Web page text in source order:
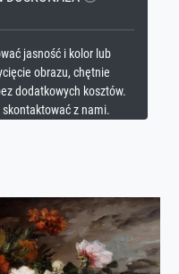
jasność i kolor lub
obrazu, chętnie
dodatkowych kosztów.
z nami.